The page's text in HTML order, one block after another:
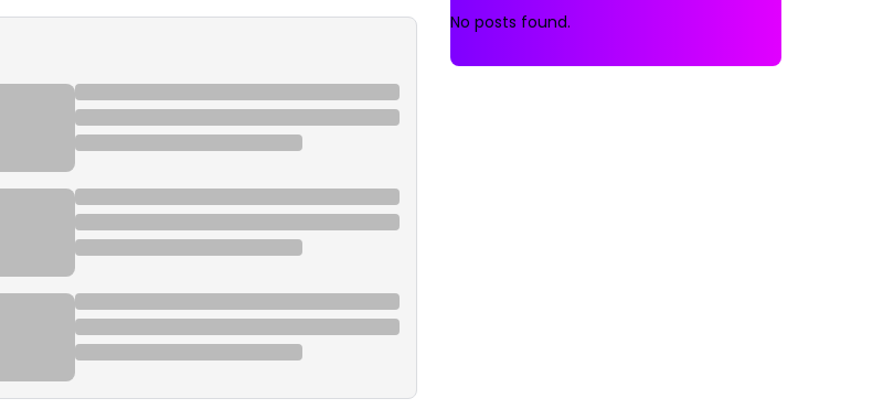
No posts found.